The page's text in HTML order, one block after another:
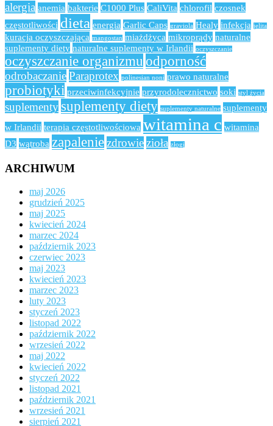
alergia anemia bakterie C1000 Plus CaliVita chlorofil czosnek
częstotliwości dieta energia Garlic Caps graviola Healy infekcja jelita
kuracja oczyszczająca mangostan miażdżyca mikroprądy naturalne
suplementy diety naturalne suplementy w Irlandii oczyszczanie
oczyszczanie organizmu odporność
odrobaczanieParaprotex polinesian noni prawo naturalne
probiotyki przeciwinfekcyjnie przyrodolecznictwo soki styl życia
suplementy suplementy diety suplementy naturalne suplementy
w Irlandii terapia częstotliwościowa witamina c witamina
D3 wątroba zapaleniezdrowiezioła złogi
ARCHIWUM
maj 2026
grudzień 2025
maj 2025
kwiecień 2024
marzec 2024
październik 2023
czerwiec 2023
maj 2023
kwiecień 2023
marzec 2023
luty 2023
styczeń 2023
listopad 2022
październik 2022
wrzesień 2022
maj 2022
kwiecień 2022
styczeń 2022
listopad 2021
październik 2021
wrzesień 2021
sierpień 2021